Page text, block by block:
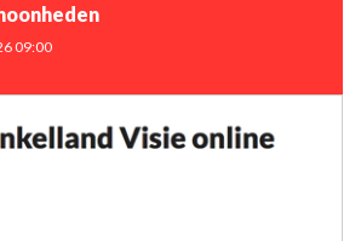
09:00